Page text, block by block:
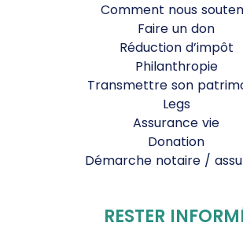
Comment nous
Faire un don
Réduction d’impôt
Philanthropie
Transmettre son
Legs
Assurance vie
Donation
Démarche notaire /
RESTER